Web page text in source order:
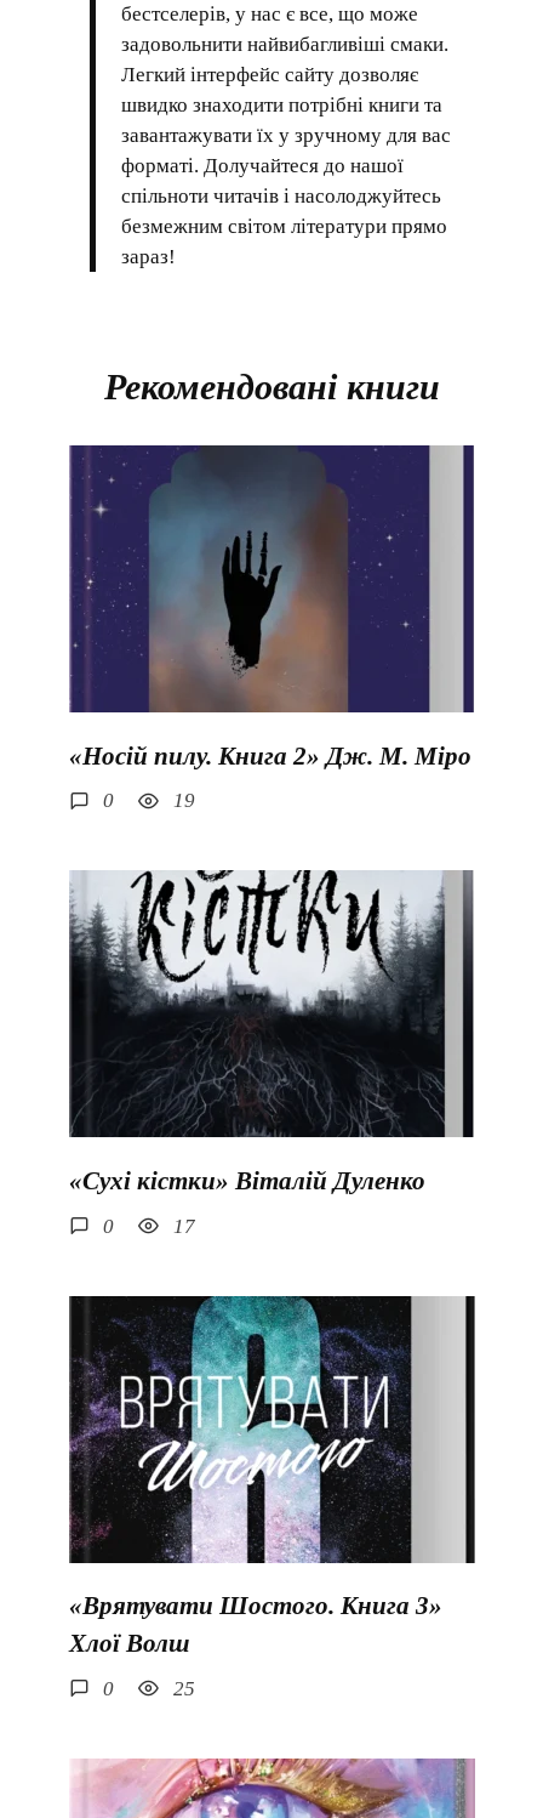
бестселерів, у нас є все, що може
задовольнити найвибагливіші смаки.
Легкий інтерфейс сайту дозволяє
швидко знаходити потрібні книги та
завантажувати їх у зручному для вас
форматі. Долучайтеся до нашої
спільноти читачів і насолоджуйтесь
безмежним світом літератури прямо
зараз!
Рекомендовані книги
«Носій пилу. Книга 2» Дж. М. Міро
0 19
«Сухі кістки» Віталій Дуленко
0 17
«Врятувати Шостого. Книга 3»
Хлої Волш
0 25